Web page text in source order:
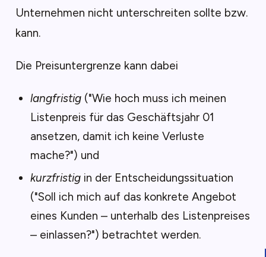
Unternehmen nicht unterschreiten sollte bzw.
kann.
Die Preisuntergrenze kann dabei
langfristig ("Wie hoch muss ich meinen
Listenpreis für das Geschäftsjahr 01
ansetzen, damit ich keine Verluste
mache?") und
kurzfristig in der Entscheidungssituation
("Soll ich mich auf das konkrete Angebot
eines Kunden – unterhalb des Listenpreises
– einlassen?") betrachtet werden.